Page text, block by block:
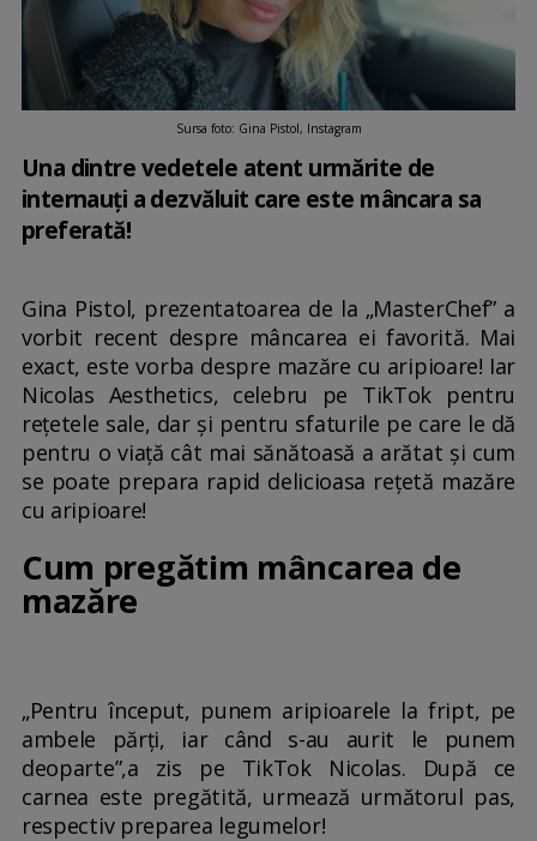
Sursa foto: Gina Pistol, Instagram
Una dintre vedetele atent urmărite de
internauți a dezvăluit care este mâncara sa
preferată!
Gina Pistol, prezentatoarea de la „MasterChef” a
vorbit recent despre mâncarea ei favorită. Mai
exact, este vorba despre mazăre cu aripioare! Iar
Nicolas Aesthetics, celebru pe TikTok pentru
rețetele sale, dar și pentru sfaturile pe care le dă
pentru o viață cât mai sănătoasă a arătat și cum
se poate prepara rapid delicioasa rețetă mazăre
cu aripioare!
Cum pregătim mâncarea de
mazăre
„Pentru început, punem aripioarele la fript, pe
ambele părți, iar când s-au aurit le punem
deoparte”,a zis pe TikTok Nicolas. După ce
carnea este pregătită, urmează următorul pas,
respectiv preparea legumelor!